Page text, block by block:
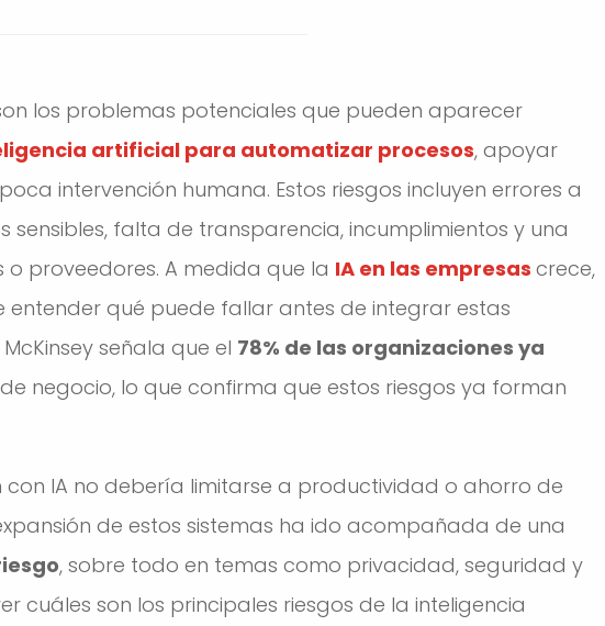
los problemas potenciales que pueden aparecer
artificial para automatizar procesos, apoyar
intervención humana. Estos riesgos incluyen errores a
sensibles, falta de transparencia, incumplimientos y una
proveedores. A medida que la IA en las empresas crece,
qué puede fallar antes de integrar estas
señala que el 78% de las organizaciones ya
negocio, lo que confirma que estos riesgos ya forman
IA no debería limitarse a productividad o ahorro de
de estos sistemas ha ido acompañada de una
, sobre todo en temas como privacidad, seguridad y
cuáles son los principales riesgos de la inteligencia